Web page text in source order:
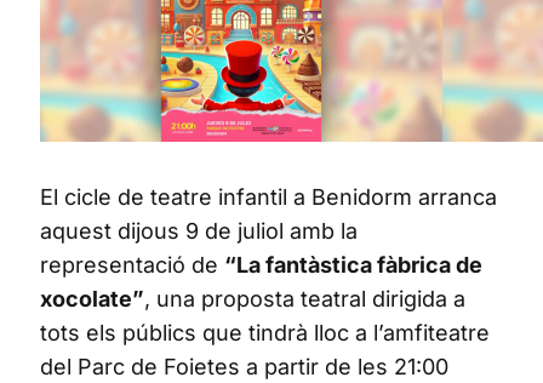
El cicle de teatre infantil a Benidorm arranca
aquest dijous 9 de juliol amb la
representació de “La fantàstica fàbrica de
xocolate”, una proposta teatral dirigida a
tots els públics que tindrà lloc a l’amfiteatre
del Parc de Foietes a partir de les 21:00